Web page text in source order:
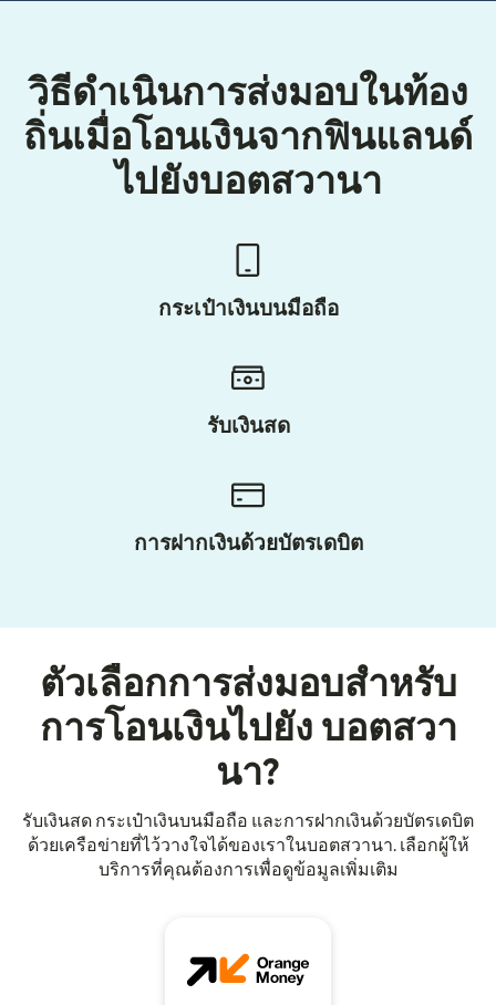
วิธีดำเนินการส่งมอบในท้อง
ถิ่นเมื่อโอนเงินจากฟินแลนด์
ไปยังบอตสวานา
กระเป๋าเงินบนมือถือ
รับเงินสด
การฝากเงินด้วยบัตรเดบิต
ตัวเลือกการส่งมอบสำหรับ
การโอนเงินไปยัง บอตสวา
นา?
รับเงินสด กระเป๋าเงินบนมือถือ และการฝากเงินด้วยบัตรเดบิต
ด้วยเครือข่ายที่ไว้วางใจได้ของเราในบอตสวานา. เลือกผู้ให้
บริการที่คุณต้องการเพื่อดูข้อมูลเพิ่มเติม